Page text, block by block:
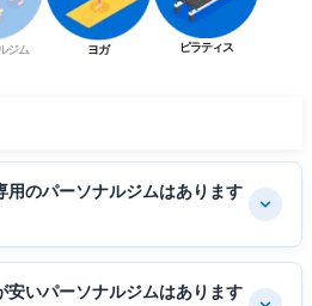
ジム ヨガ ピラティス
用のパーソナルジムはあります
安いパーソナルジムはあります